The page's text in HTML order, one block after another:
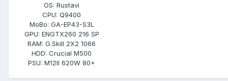
OS: Rustavi
CPU: Q9400
MoBo: GA-EP43-S3L
GPU: ENGTX260 216 SP
RAM: G.Skill 2X2 1066
HDD: Crucial M500
PSU: M12II 620W 80+